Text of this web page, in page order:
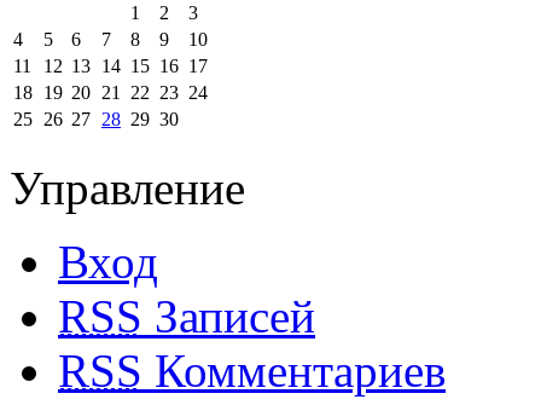
1
2
3
4
5 6 7 8 9
10
11
12 13 14 15 16 17
18 19 20 21 22 23 24
25 26 27 28 29 30
Управление
Вход
RSS Записей
RSS Комментариев